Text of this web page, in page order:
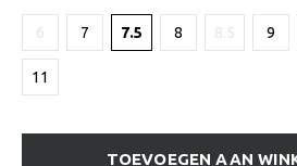
6 7 7.5 8 8.5 9
11
TOEVOEGEN AAN